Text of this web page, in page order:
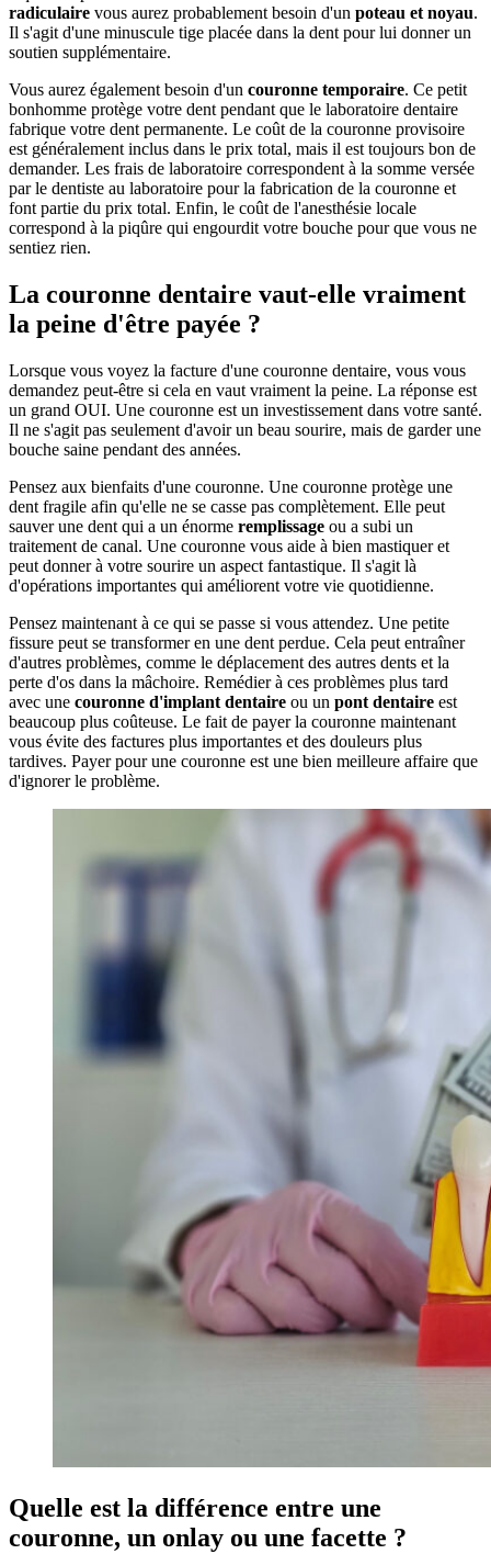
radiculaire vous aurez probablement besoin d'un poteau et noyau.
Il s'agit d'une minuscule tige placée dans la dent pour lui donner un
soutien supplémentaire.
Vous aurez également besoin d'un couronne temporaire. Ce petit
bonhomme protège votre dent pendant que le laboratoire dentaire
fabrique votre dent permanente. Le coût de la couronne provisoire
est généralement inclus dans le prix total, mais il est toujours bon de
demander. Les frais de laboratoire correspondent à la somme versée
par le dentiste au laboratoire pour la fabrication de la couronne et
font partie du prix total. Enfin, le coût de l'anesthésie locale
correspond à la piqûre qui engourdit votre bouche pour que vous ne
sentiez rien.
La couronne dentaire vaut-elle vraiment
la peine d'être payée ?
Lorsque vous voyez la facture d'une couronne dentaire, vous vous
demandez peut-être si cela en vaut vraiment la peine. La réponse est
un grand OUI. Une couronne est un investissement dans votre santé.
Il ne s'agit pas seulement d'avoir un beau sourire, mais de garder une
bouche saine pendant des années.
Pensez aux bienfaits d'une couronne. Une couronne protège une
dent fragile afin qu'elle ne se casse pas complètement. Elle peut
sauver une dent qui a un énorme remplissage ou a subi un
traitement de canal. Une couronne vous aide à bien mastiquer et
peut donner à votre sourire un aspect fantastique. Il s'agit là
d'opérations importantes qui améliorent votre vie quotidienne.
Pensez maintenant à ce qui se passe si vous attendez. Une petite
fissure peut se transformer en une dent perdue. Cela peut entraîner
d'autres problèmes, comme le déplacement des autres dents et la
perte d'os dans la mâchoire. Remédier à ces problèmes plus tard
avec une couronne d'implant dentaire ou un pont dentaire est
beaucoup plus coûteuse. Le fait de payer la couronne maintenant
vous évite des factures plus importantes et des douleurs plus
tardives. Payer pour une couronne est une bien meilleure affaire que
d'ignorer le problème.
Quelle est la différence entre une
couronne, un onlay ou une facette ?